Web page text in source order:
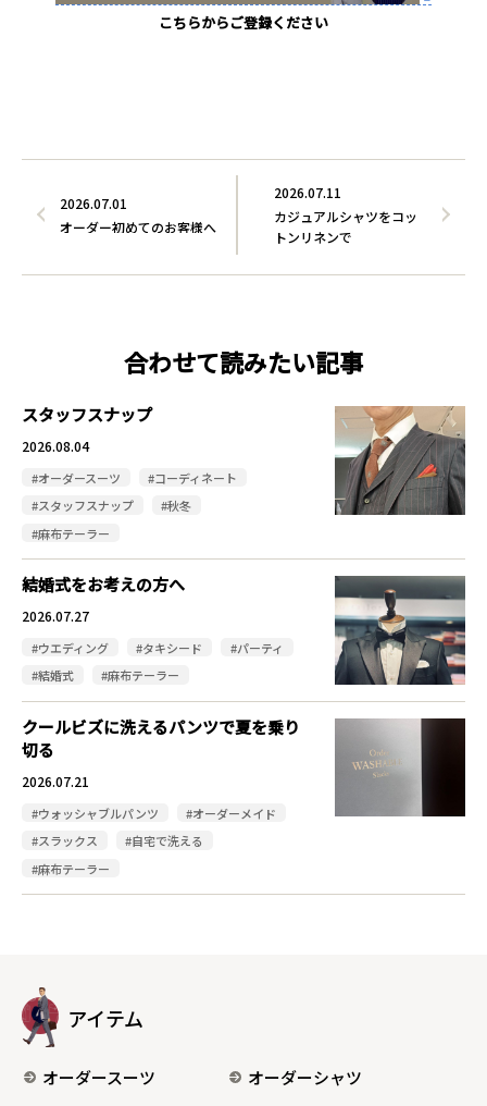
こちらからご登録ください
2026.07.11
カジュアルシャツをコッ
トンリネンで
2026.07.01
オーダー初めてのお客様へ
合わせて読みたい記事
スタッフスナップ
2026.08.04
#オーダースーツ
#コーディネート
#スタッフスナップ
#秋冬
#麻布テーラー
結婚式をお考えの方へ
2026.07.27
#ウエディング #タキシード
#パーティ
#結婚式
#麻布テーラー
クールビズに洗えるパンツで夏を乗り
切る
2026.07.21
#ウォッシャブルパンツ
#オーダーメイド
#スラックス
#自宅で洗える
#麻布テーラー
アイテム
オーダースーツ
オーダーシャツ